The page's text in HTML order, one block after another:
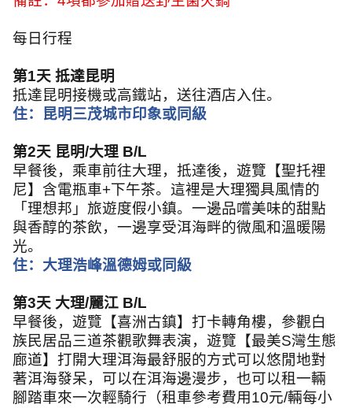
每日行程
第1天 抵達昆明
抵達昆明接機或高鐵站，送往酒店入住。
住：昆明三茂城市印象或同級
第2天 昆明/大理 B/L
早餐後，乘車前往大理，抵達後，遊覽【聖托裡
尼】含電瓶車+下午茶。這裡是大理獨具風情的
「理想邦」旅遊度假小鎮。一邊品嚐美味的甜點
與香醇的茶飲，一邊享受洱海畔的微風和溫暖陽
光。
住：大理浩峰溫德姆或同級
第3天 大理/麗江 B/L
早餐後，遊覽【喜洲古鎮】打卡轉角樓，參觀白
族民居品三道茶觀歌舞表演，遊覽【最美S灣生態
廊道】打開大理洱海最舒服的方式可以悠閒地對
著洱海發呆，可以在洱海邊漫步，也可以租一輛
腳踏車來一次輕騎行（租車參考費用10元/輛每小